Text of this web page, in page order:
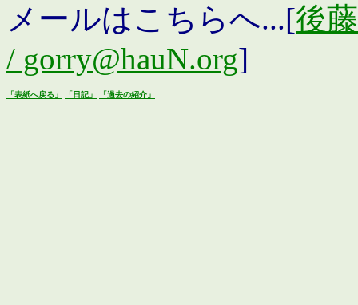
メールはこちらへ...[後
/ gorry@hauN.org]
「表紙へ戻る」 「日記」 「過去の紹介」